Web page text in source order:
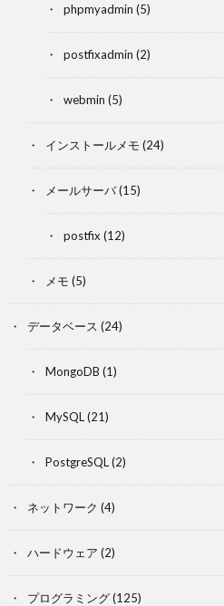
phpmyadmin (5)
postfixadmin (2)
webmin (5)
インストールメモ (24)
メールサーバ(15)
postfix (12)
メモ (5)
データベース (24)
MongoDB (1)
MySQL(21)
PostgreSQL(2)
ネットワーク (4)
ハードウェア (2)
プログラミング(125)